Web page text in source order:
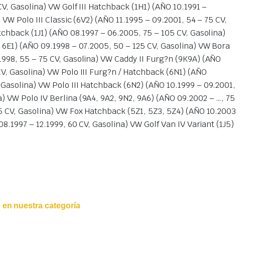
Gasolina) VW Golf III Hatchback (1H1) (AÑO 10.1991 –
Polo III Classic (6V2) (AÑO 11.1995 – 09.2001, 54 – 75 CV,
(1J1) (AÑO 08.1997 – 06.2005, 75 – 105 CV, Gasolina)
(AÑO 09.1998 – 07.2005, 50 – 125 CV, Gasolina) VW Bora
55 – 75 CV, Gasolina) VW Caddy II Furg?n (9K9A) (AÑO
Gasolina) VW Polo III Furg?n / Hatchback (6N1) (AÑO
VW Polo III Hatchback (6N2) (AÑO 10.1999 – 09.2001,
VW Polo IV Berlina (9A4, 9A2, 9N2, 9A6) (AÑO 09.2002 – …, 75
Gasolina) VW Fox Hatchback (5Z1, 5Z3, 5Z4) (AÑO 10.2003
– 12.1999, 60 CV, Gasolina) VW Golf Van IV Variant (1J5)
nuestra categoría